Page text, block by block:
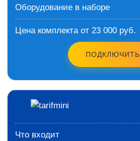
Оборудование в наборе
Цена комплекта от 23 000 руб.
ПОДКЛЮЧИТЬ
Что входит